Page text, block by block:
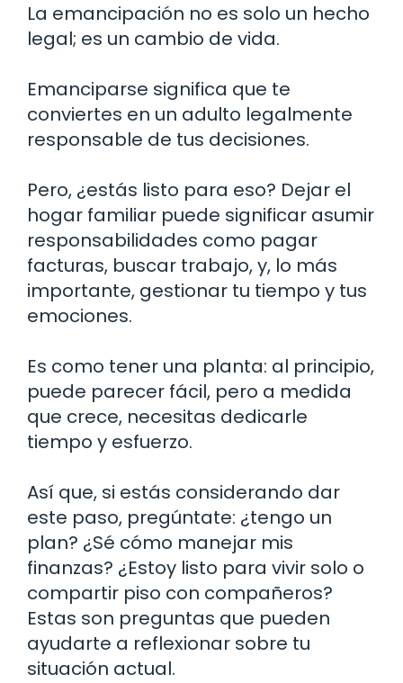
La emancipación no es solo un hecho
legal; es un cambio de vida.
Emanciparse significa que te
conviertes en un adulto legalmente
responsable de tus decisiones.
Pero, ¿estás listo para eso? Dejar el
hogar familiar puede significar asumir
responsabilidades como pagar
facturas, buscar trabajo, y, lo más
importante, gestionar tu tiempo y tus
emociones.
Es como tener una planta: al principio,
puede parecer fácil, pero a medida
que crece, necesitas dedicarle
tiempo y esfuerzo.
Así que, si estás considerando dar
este paso, pregúntate: ¿tengo un
plan? ¿Sé cómo manejar mis
finanzas? ¿Estoy listo para vivir solo o
compartir piso con compañeros?
Estas son preguntas que pueden
ayudarte a reflexionar sobre tu
situación actual.